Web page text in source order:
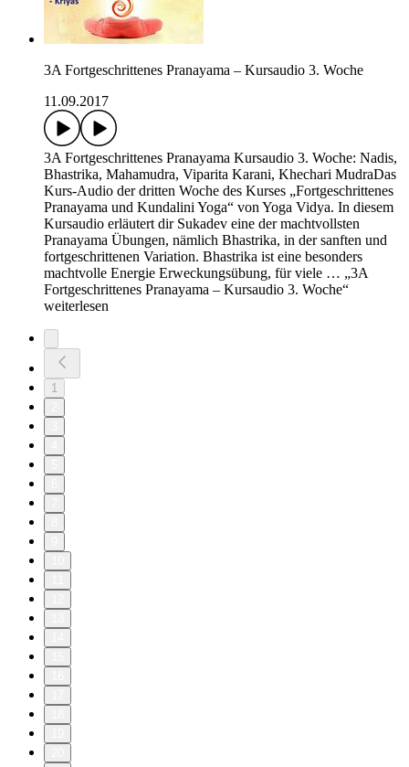
3A Fortgeschrittenes Pranayama – Kursaudio 3. Woche
11.09.2017
3A Fortgeschrittenes Pranayama Kursaudio 3. Woche: Nadis,
Bhastrika, Mahamudra, Viparita Karani, Khechari MudraDas
Kurs-Audio der dritten Woche des Kurses „Fortgeschrittenes
Pranayama und Kundalini Yoga“ von Yoga Vidya. In diesem
Kursaudio erläutert dir Sukadev eine der machtvollsten
Pranayama Übungen, nämlich Bhastrika, in der sanften und
fortgeschrittenen Variation. Bhastrika ist eine besonders
machtvolle Energie Erweckungsübung, für viele … „3A
Fortgeschrittenes Pranayama – Kursaudio 3. Woche“
weiterlesen
1